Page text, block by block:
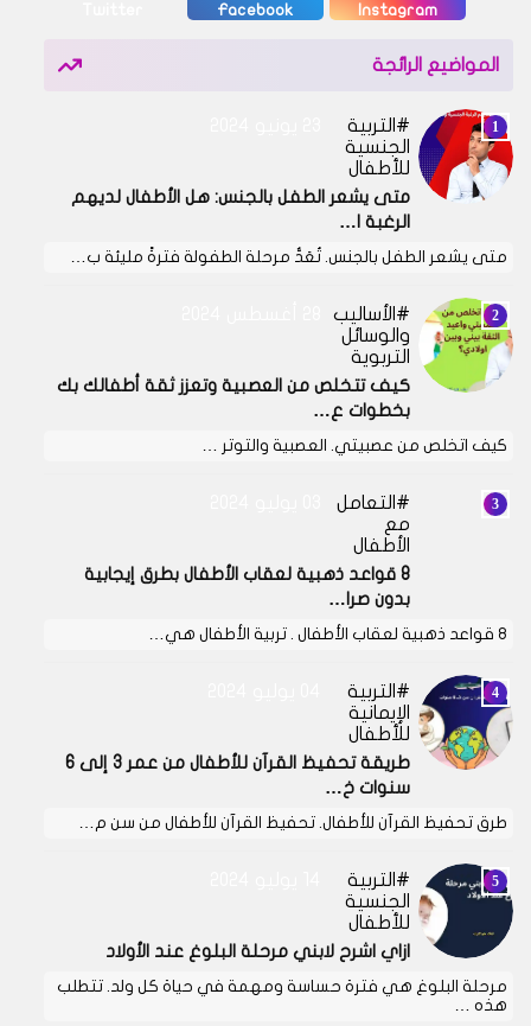
Instagram
Facebook
المواضيع الرائجة
التربية
الجنسية
للأطفال
متى يشعر الطفل بالجنس: هل الأطفال لديهم
الرغبة ا…
متى يشعر الطفل بالجنس. تُعَدُّ مرحلة الطفولة فترةً مليئة ب…
الأساليب
والوسائل
التربوية
كيف تتخلص من العصبية وتعزز ثقة أطفالك بك
بخطوات ع…
كيف اتخلص من عصبيتي. العصبية والتوتر …
التعامل
مع
الأطفال
8 قواعد ذهبية لعقاب الأطفال بطرق إيجابية
بدون صرا…
8 قواعد ذهبية لعقاب الأطفال . تربية الأطفال هي…
التربية
الإيمانية
للأطفال
طريقة تحفيظ القرآن للأطفال من عمر 3 إلى 6
سنوات خ…
طرق تحفيظ القرآن للأطفال. تحفيظ القرآن للأطفال من سن م…
التربية
الجنسية
للأطفال
ازاي اشرح لابني مرحلة البلوغ عند الأولاد
مرحلة البلوغ هي فترة حساسة ومهمة في حياة كل ولد. تتطلب
هذه …